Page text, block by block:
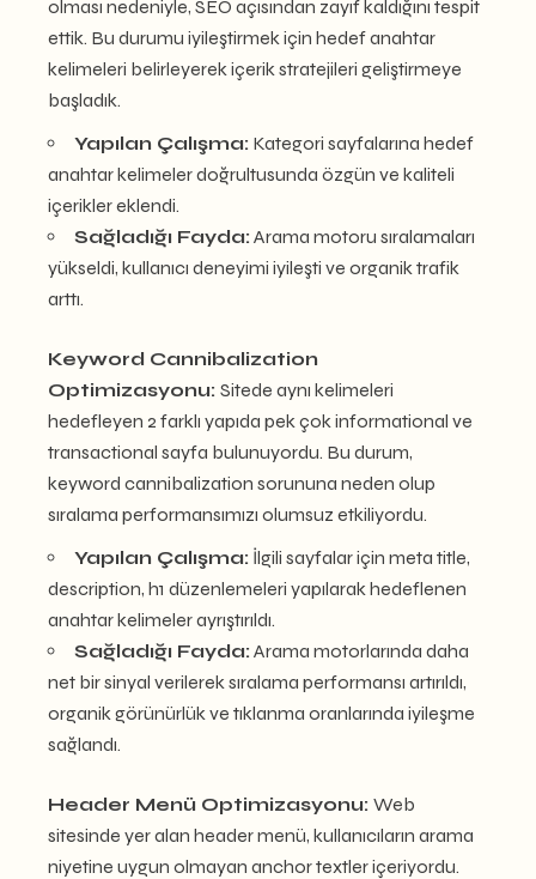
olması nedeniyle, SEO açısından zayıf kaldığını tespit
ettik. Bu durumu iyileştirmek için hedef anahtar
kelimeleri belirleyerek içerik stratejileri geliştirmeye
başladık.
Yapılan Çalışma: Kategori sayfalarına hedef
anahtar kelimeler doğrultusunda özgün ve kaliteli
içerikler eklendi.
Sağladığı Fayda: Arama motoru sıralamaları
yükseldi, kullanıcı deneyimi iyileşti ve organik trafik
arttı.
Keyword Cannibalization
Optimizasyonu: Sitede aynı kelimeleri
hedefleyen 2 farklı yapıda pek çok informational ve
transactional sayfa bulunuyordu. Bu durum,
keyword cannibalization sorununa neden olup
sıralama performansımızı olumsuz etkiliyordu.
Yapılan Çalışma: İlgili sayfalar için meta title,
description, h1 düzenlemeleri yapılarak hedeflenen
anahtar kelimeler ayrıştırıldı.
Sağladığı Fayda: Arama motorlarında daha
net bir sinyal verilerek sıralama performansı artırıldı,
organik görünürlük ve tıklanma oranlarında iyileşme
sağlandı.
Header Menü Optimizasyonu:Web
sitesinde yer alan header menü, kullanıcıların arama
niyetine uygun olmayan anchor textler içeriyordu.